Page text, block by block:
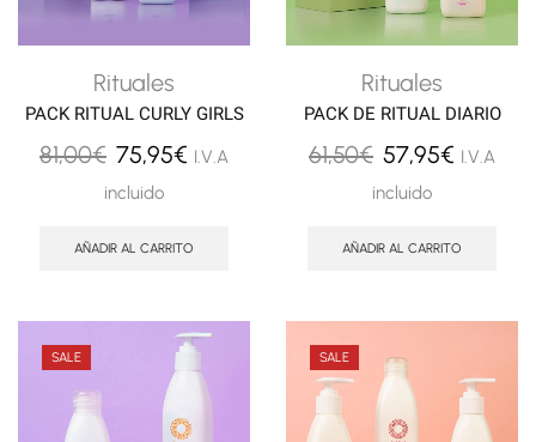
Rituales
PACK RITUAL CURLY GIRLS
81,00€ El
precio
era:
75,95€ El
es:
I.V.A
incluido
AÑADIR AL CARRITO
Rituales
PACK DE RITUAL DIARIO
61,50€ El
precio
era:
57,95€ El
es:
I.V.A
incluido
AÑADIR AL CARRITO
SALE SALE